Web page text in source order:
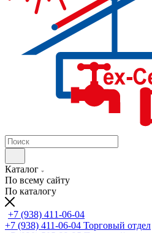
Каталог
По всему сайту
По каталогу
+7 (938) 411-06-04
+7 (938) 411-06-04 Торговый отдел